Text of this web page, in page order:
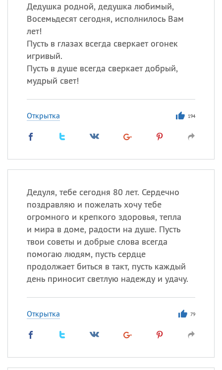
Дедушка родной, дедушка любимый,
Восемьдесят сегодня, исполнилось Вам
лет!
Пусть в глазах всегда сверкает огонек
игривый.
Пусть в душе всегда сверкает добрый,
мудрый свет!
Открытка 194
Дедуля, тебе сегодня 80 лет. Сердечно
поздравляю и пожелать хочу тебе
огромного и крепкого здоровья, тепла
и мира в доме, радости на душе. Пусть
твои советы и добрые слова всегда
помогаю людям, пусть сердце
продолжает биться в такт, пусть каждый
день приносит светлую надежду и удачу.
Открытка 79